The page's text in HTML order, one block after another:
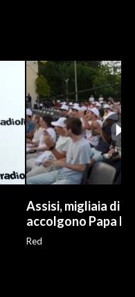
Assisi, migliaia di
accolgono Papa
Red